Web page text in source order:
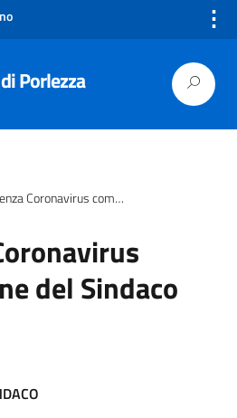
⋮
Porlezza
comunicazione del Sindaco 11.04.2020
del Sindaco